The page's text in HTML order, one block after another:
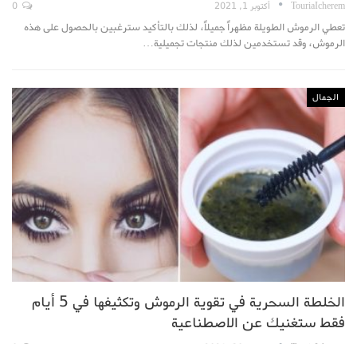
TouriaIcherem أكتوبر 1, 2021
تعطي الرموش الطويلة مظهراً جميلاً، لذلك بالتأكيد سترغبين بالحصول على هذه
الرموش، وقد تستخدمين لذلك منتجات تجميلية…
الجمال
الخلطة السحرية في تقوية الرموش وتكثيفها في 5 أيام
فقط ستغنيك عن الاصطناعية